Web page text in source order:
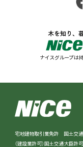
ナイスグループは
宅地建物取引業免許 国土交通
（建設業許可）国土交通大臣